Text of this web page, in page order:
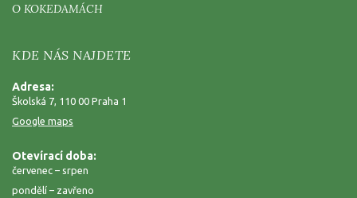
O KOKEDAMÁCH
KDE NÁS NAJDETE
Adresa:
Školská 7, 110 00 Praha 1
Google maps
Otevírací doba:
červenec – srpen
pondělí – zavřeno